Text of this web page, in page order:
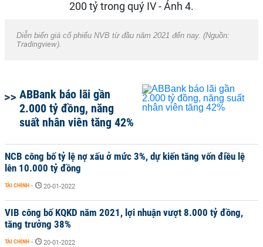
Diễn biến giá cổ phiếu NVB từ đầu năm 2021 đến nay. (Nguồn:
Tradingview).
ABBank báo lãi gần
2.000 tỷ đồng, năng
suất nhân viên tăng 42%
NCB công bố tỷ lệ nợ xấu ở mức 3%, dự kiến tăng vốn điều lệ
lên 10.000 tỷ đồng
TÀI CHÍNH - 20-01-2022
VIB công bố KQKD năm 2021, lợi nhuận vượt 8.000 tỷ đồng,
tăng trưởng 38%
TÀI CHÍNH - 20-01-2022